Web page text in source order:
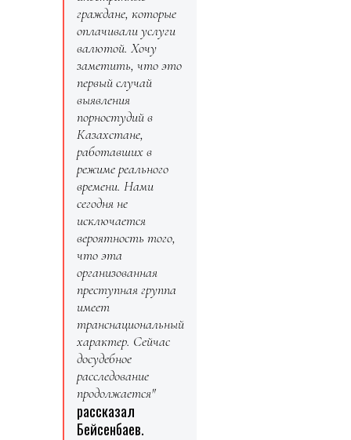
граждане, которые
оплачивали услуги
валютой. Хочу
заметить, что это
первый случай
выявления
порностудий в
Казахстане,
работавших в
режиме реального
времени. Нами
сегодня не
исключается
вероятность того,
что эта
организованная
преступная группа
имеет
транснациональный
характер. Сейчас
досудебное
расследование
продолжается"
рассказал
Бейсенбаев.